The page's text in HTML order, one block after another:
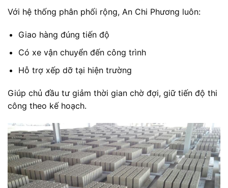
Với hệ thống phân phối rộng, An Chi Phương luôn:
Giao hàng đúng tiến độ
Có xe vận chuyển đến công trình
Hỗ trợ xếp dỡ tại hiện trường
Giúp chủ đầu tư giảm thời gian chờ đợi, giữ tiến độ thi
công theo kế hoạch.